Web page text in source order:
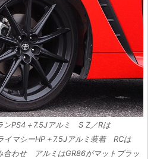
ンPS4＋7.5Jアルミ S Z／Rは
イマシーHP＋7.5Jアルミ装着 RCは
合わせ アルミはGR86がマットブラッ